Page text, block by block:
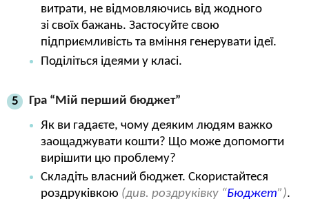
витрати, не відмовляючись від жодного
зі своїх бажань. Застосуйте свою
підприємливість та вміння генерувати ідеї.
Поділіться ідеями у класі.
5
Гра “Мій перший бюджет”
Як ви гадаєте, чому деяким людям важко
заощаджувати кошти? Що може допомогти
вирішити цю проблему?
Складіть власний бюджет. Скористайтеся
роздруківкою (див. роздруківку “Бюджет”).